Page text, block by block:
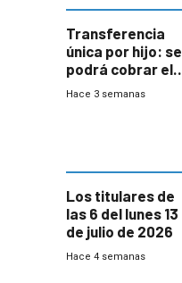
Transferencia
única por hijo: se
podrá cobrar el
100% en efectivo
Hace 3 semanas
Los titulares de
las 6 del lunes 13
de julio de 2026
Hace 4 semanas